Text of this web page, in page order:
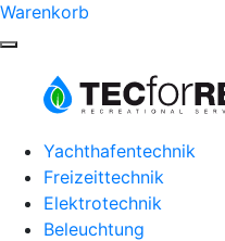
Warenkorb
Yachthafentechnik
Freizeittechnik
Elektrotechnik
Beleuchtung